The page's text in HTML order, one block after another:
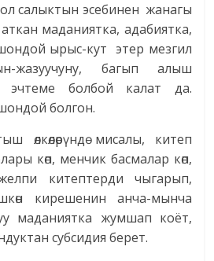
салыктын эсебинен жанагы
маданиятка, адабиятка,
ырыс-кут этер мезгил
жазуучуну, багып алыш
эчтеме болбой калат да.
болгон.
өлкөлөрүндө мисалы, китеп
көп, менчик басмалар көп,
китептерди чыгарып,
кирешенин анча-мынча
маданиятка жумшап коёт,
субсидия берет.